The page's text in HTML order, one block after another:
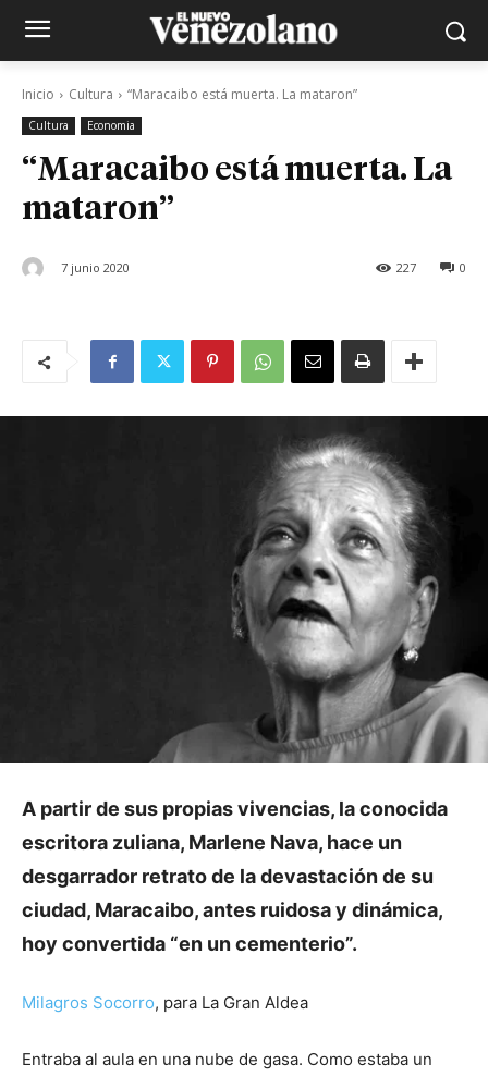
Inicio Cultura “Maracaibo está muerta. La mataron”
Cultura Economia
“Maracaibo está muerta. La
mataron”
7 junio 2020 0
227
A partir de sus propias vivencias, la conocida
escritora zuliana, Marlene Nava, hace un
desgarrador retrato de la devastación de su
ciudad, Maracaibo, antes ruidosa y dinámica,
hoy convertida “en un cementerio”.
Milagros Socorro, para La Gran Aldea
Entraba al aula en una nube de gasa. Como estaba un